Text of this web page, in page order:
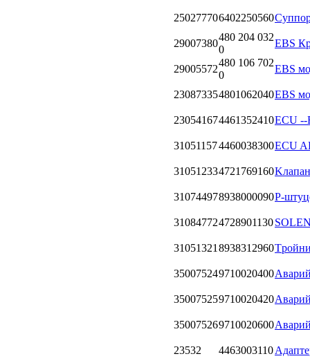
250277706402250560
29007380
480 204 032
0
EBS
29005572
480 106 702
0
EBS
230873354801062040EBS
230541674461352410ECU --
310511574460038300ECU
310512334721769160
310744978938000090P-
310847724728901130
31051321 8938312960
350075249710020400
350075259710020420
350075269710020600
23532 4463003110